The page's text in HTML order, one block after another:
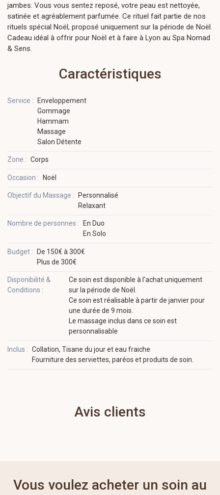
jambes. Vous vous sentez reposé, votre peau est nettoyée,
satinée et agréablement parfumée. Ce rituel fait partie de nos
rituels spécial Noël, proposé uniquement sur la période de Noël.
Cadeau idéal à offrir pour Noël et à faire à Lyon au Spa Nomad
& Sens.
Caractéristiques
Service :
Enveloppement
Gommage
Hammam
Massage
Salon Détente
Zone : Corps
Occasion : Noël
Objectif du Massage :
Personnalisé
Relaxant
Nombre de personnes :
En Duo
En Solo
Budget :
De 150€ à 300€
Plus de 300€
Disponibilité &
Conditions :
Ce soin est disponible à l'achat uniquement
sur la période de Noël.
Ce soin est réalisable à partir de janvier pour
une durée de 9 mois.
Le massage inclus dans ce soin est
personnalisable
Inclus : Collation, Tisane du jour et eau fraiche
Fourniture des serviettes, paréos et produits de soin.
Avis clients
Vous voulez acheter un soin au